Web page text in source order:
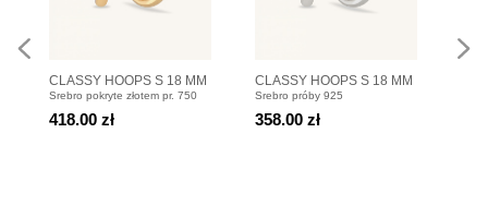
CLASSY HOOPS S 18 MM
Kolczyki koła pozłacane
Srebro pokryte złotem pr. 750
418.00 zł
CLASSY HOOPS S 18 MM
Kolczyki koła srebrne
Srebro próby 925
358.00 zł